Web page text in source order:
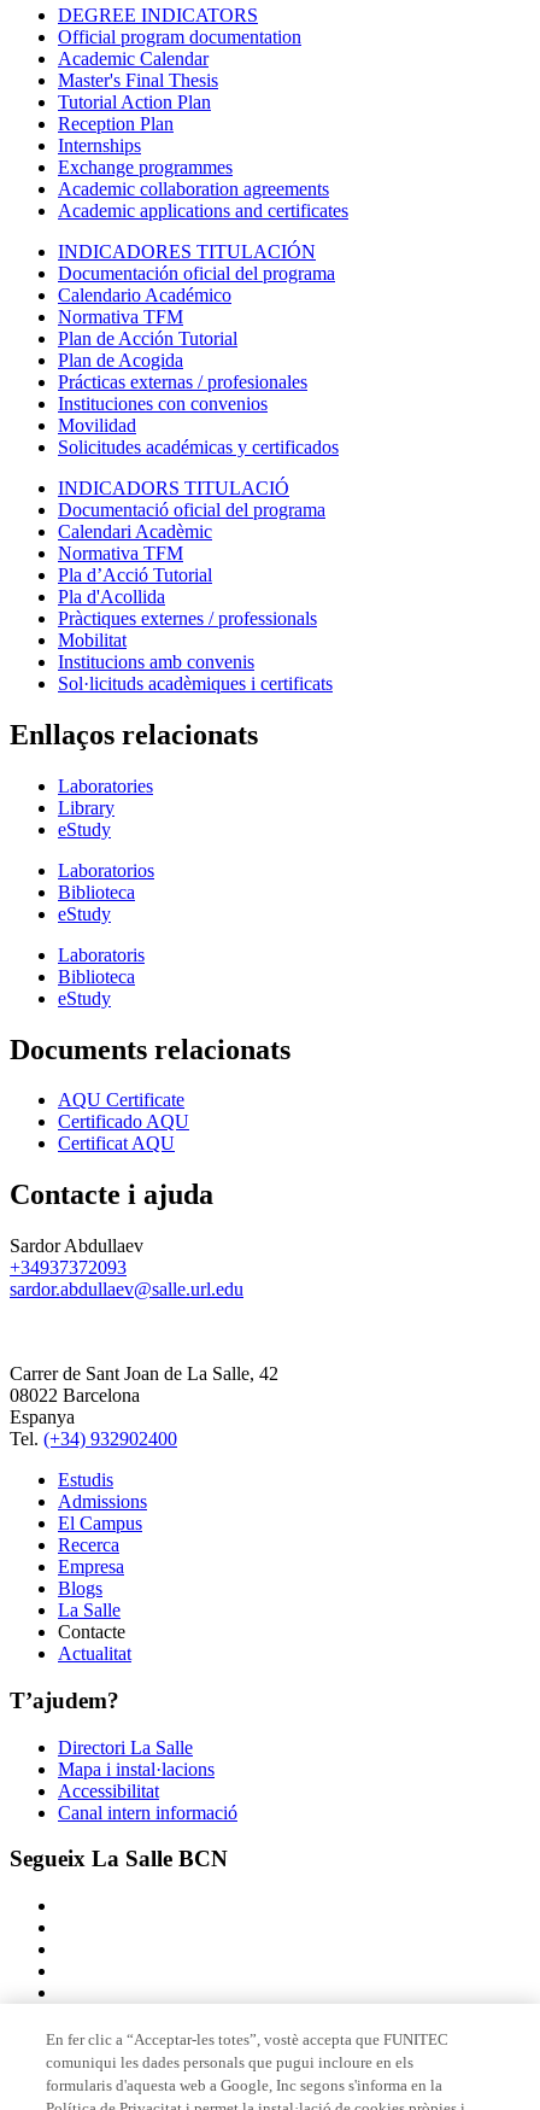
DEGREE INDICATORS
Official program documentation
Academic Calendar
Master's Final Thesis
Tutorial Action Plan
Reception Plan
Internships
Exchange programmes
Academic collaboration agreements
Academic applications and certificates
INDICADORES TITULACIÓN
Documentación oficial del programa
Calendario Académico
Normativa TFM
Plan de Acción Tutorial
Plan de Acogida
Prácticas externas / profesionales
Instituciones con convenios
Movilidad
Solicitudes académicas y certificados
INDICADORS TITULACIÓ
Documentació oficial del programa
Calendari Acadèmic
Normativa TFM
Pla d’Acció Tutorial
Pla d'Acollida
Pràctiques externes / professionals
Mobilitat
Institucions amb convenis
Sol·licituds acadèmiques i certificats
Enllaços relacionats
Laboratories
Library
eStudy
Laboratorios
Biblioteca
eStudy
Laboratoris
Biblioteca
eStudy
Documents relacionats
AQU Certificate
Certificado AQU
Certificat AQU
Contacte i ajuda
Sardor Abdullaev
+34937372093
sardor.abdullaev@salle.url.edu
Carrer de Sant Joan de La Salle, 42
08022 Barcelona
Espanya
Tel. (+34) 932902400
Estudis
Admissions
El Campus
Recerca
Empresa
Blogs
La Salle
Contacte
Actualitat
T’ajudem?
Directori La Salle
Mapa i instal·lacions
Accessibilitat
Canal intern informació
Segueix La Salle BCN
Membre de
En fer clic a “Acceptar-les totes”, vostè accepta que FUNITEC
comuniqui les dades personals que pugui incloure en els
formularis d'aquesta web a Google, Inc segons s'informa en la